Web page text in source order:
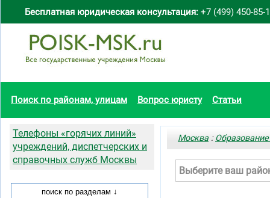
Бесплатная юридическая консультация: +7 (499) 450-85-
Поиск по районам, улицам Вопрос юристу Статьи
Москва :
Выберите ваш
Телефоны «горячих линий»
учреждений, диспетчерских и
справочных служб Москвы